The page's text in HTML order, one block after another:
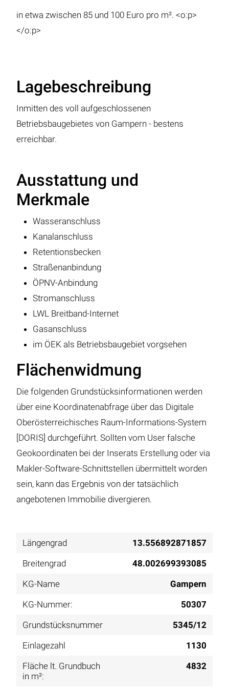
in etwa zwischen 85 und 100 Euro pro m². <o:p>
</o:p>
Lagebeschreibung
Inmitten des voll aufgeschlossenen
Betriebsbaugebietes von Gampern - bestens
erreichbar.
Ausstattung und
Merkmale
Wasseranschluss
Kanalanschluss
Retentionsbecken
Straßenanbindung
ÖPNV-Anbindung
Stromanschluss
LWL Breitband-Internet
Gasanschluss
im ÖEK als Betriebsbaugebiet vorgsehen
Flächenwidmung
Die folgenden Grundstücksinformationen werden
über eine Koordinatenabfrage über das Digitale
Oberösterreichisches Raum-Informations-System
[DORIS] durchgeführt. Sollten vom User falsche
Geokoordinaten bei der Inserats Erstellung oder via
Makler-Software-Schnittstellen übermittelt worden
sein, kann das Ergebnis von der tatsächlich
angebotenen Immobilie divergieren.
Längengrad
13.556892871857
Breitengrad
48.002699393085
KG-Name
Gampern
KG-Nummer:
50307
Grundstücksnummer
5345/12
Einlagezahl
1130
Fläche lt. Grundbuch
in m²:
4832